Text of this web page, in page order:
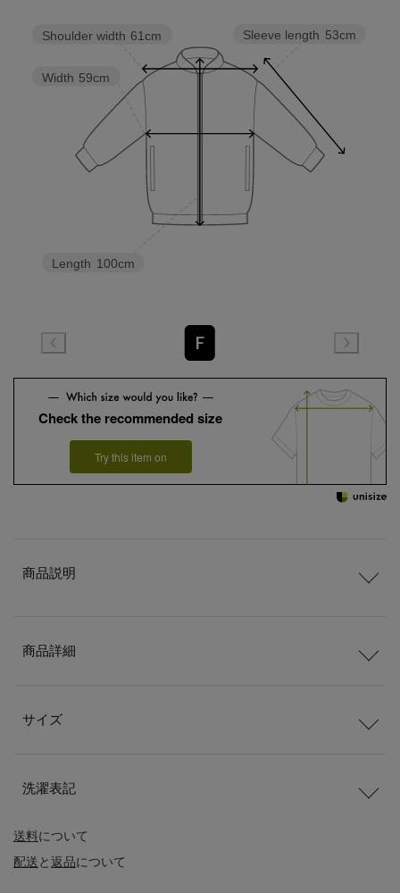
Sleeve length 53cm
Length 100cm
Width 59cm
Shoulder width 61cm
F
Check the recommended size
Try this item on
送料について
配送と返品について
商品説明
商品詳細
サイズ
洗濯表記